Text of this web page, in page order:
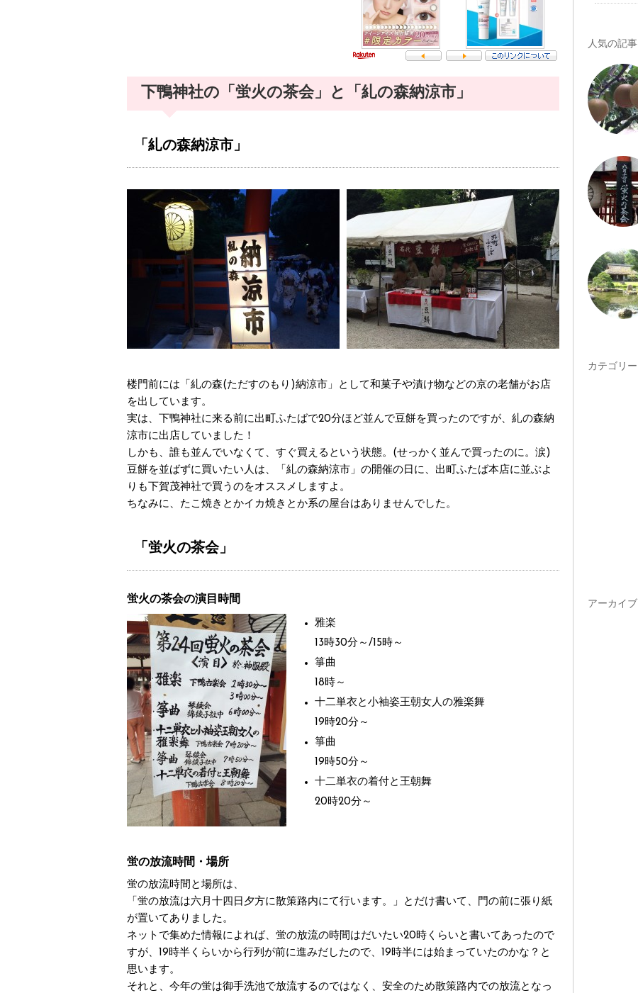
下鴨神社の「蛍火の茶会」と「糺の森納涼市」
「糺の森納涼市」
楼門前には「糺の森(ただすのもり)納涼市」として和菓子や漬け物などの京の老舗がお店
を出しています。
実は、下鴨神社に来る前に出町ふたばで20分ほど並んで豆餅を買ったのですが、糺の森納
涼市に出店していました！
しかも、誰も並んでいなくて、すぐ買えるという状態。(せっかく並んで買ったのに。涙)
豆餅を並ばずに買いたい人は、「糺の森納涼市」の開催の日に、出町ふたば本店に並ぶよ
りも下賀茂神社で買うのをオススメしますよ。
ちなみに、たこ焼きとかイカ焼きとか系の屋台はありませんでした。
「蛍火の茶会」
蛍火の茶会の演目時間
雅楽
13時30分～/15時～
箏曲
18時～
十二単衣と小袖姿王朝女人の雅楽舞
19時20分～
箏曲
19時50分～
十二単衣の着付と王朝舞
20時20分～
蛍の放流時間・場所
蛍の放流時間と場所は、
「蛍の放流は六月十四日夕方に散策路内にて行います。」とだけ書いて、門の前に張り紙
が置いてありました。
ネットで集めた情報によれば、蛍の放流の時間はだいたい20時くらいと書いてあったので
すが、19時半くらいから行列が前に進みだしたので、19時半には始まっていたのかな？と
思います。
それと、今年の蛍は御手洗池で放流するのではなく、安全のため散策路内での放流となっ
人気の記事
カテゴリー
アーカイブ